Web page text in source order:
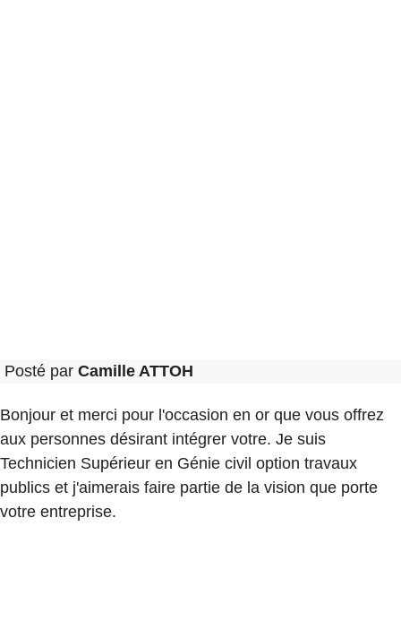
Posté par Camille ATTOH
Bonjour et merci pour l'occasion en or que vous offrez
aux personnes désirant intégrer votre. Je suis
Technicien Supérieur en Génie civil option travaux
publics et j'aimerais faire partie de la vision que porte
votre entreprise.